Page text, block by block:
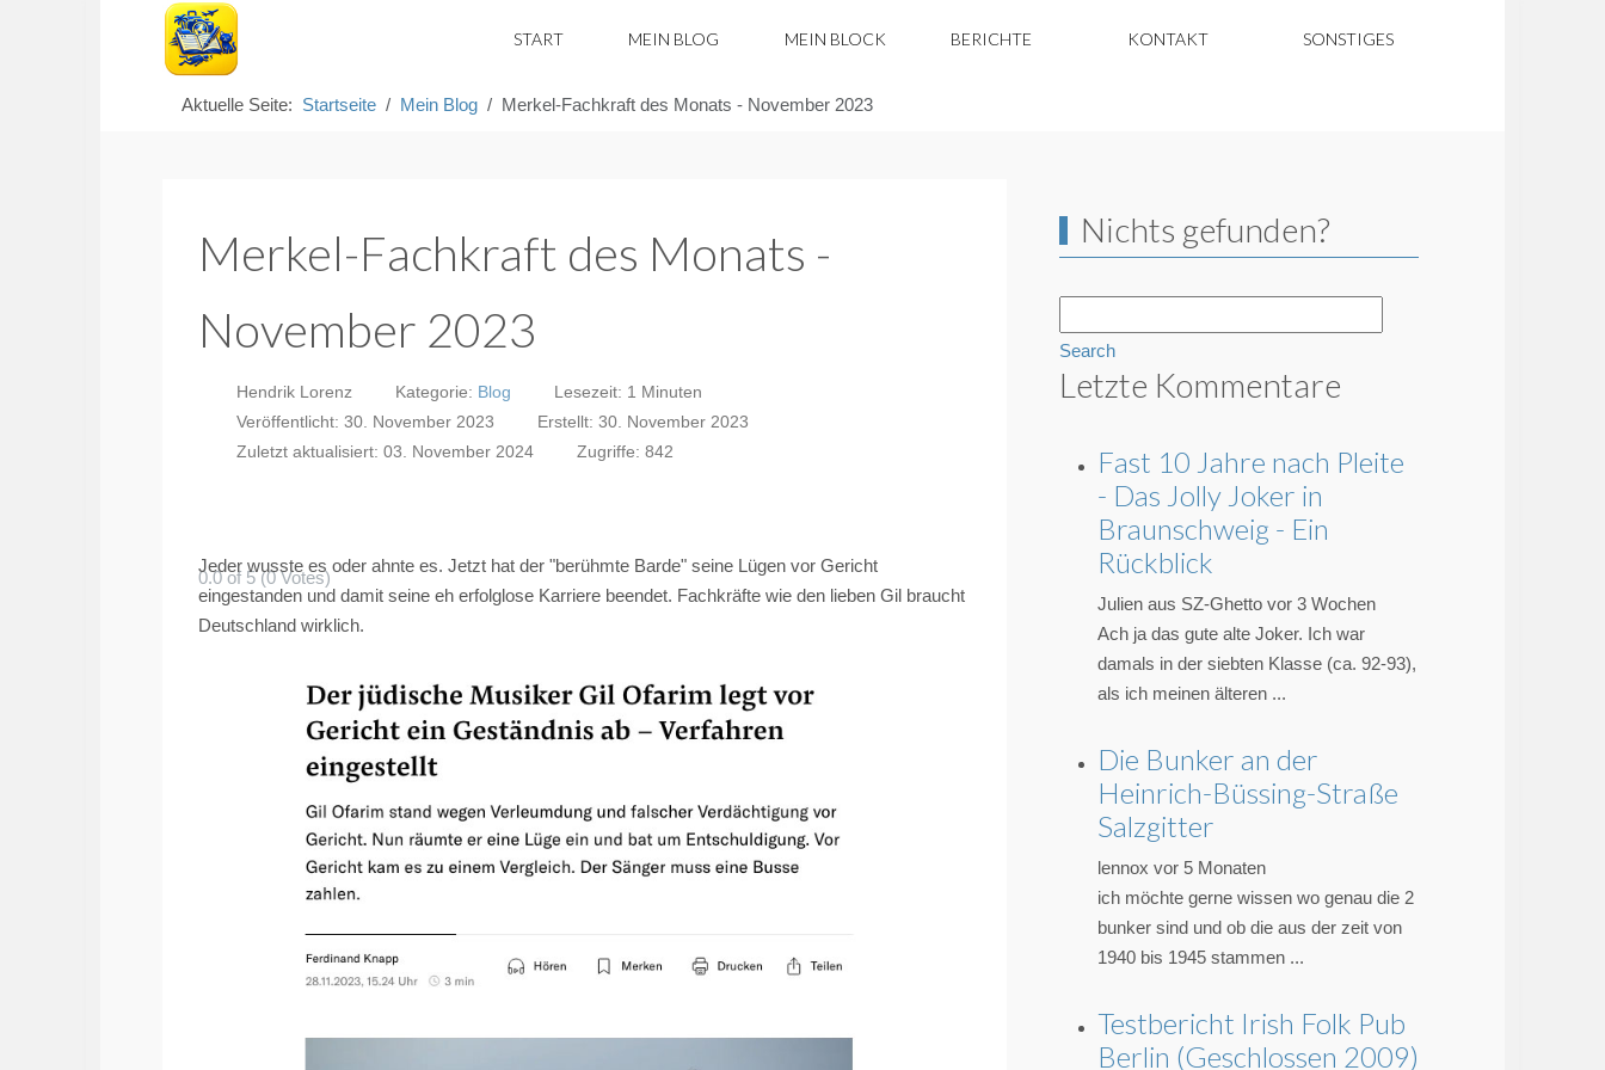
START MEIN BLOG MEIN BLOCK BERICHTE KONTAKT SONSTIGES
Aktuelle Seite: Startseite Mein Blog Merkel-Fachkraft des Monats - November 2023
Merkel-Fachkraft des Monats -
November 2023
Hendrik Lorenz Kategorie: Blog
Lesezeit: 1 Minuten
Veröffentlicht: 30. November 2023
Erstellt: 30. November 2023
Zuletzt aktualisiert: 03. November 2024
Zugriffe: 842
0.0 of 5 (0 Votes)
Jeder wusste es oder ahnte es. Jetzt hat der "berühmte Barde" seine Lügen vor Gericht
eingestanden und damit seine eh erfolglose Karriere beendet. Fachkräfte wie den lieben Gil braucht
Deutschland wirklich.
Nichts gefunden?
Search
Letzte Kommentare
Fast 10 Jahre nach Pleite
- Das Jolly Joker in
Braunschweig - Ein
Rückblick
Julien aus SZ-Ghetto vor 3 Wochen
Ach ja das gute alte Joker. Ich war
damals in der siebten Klasse (ca. 92-93),
als ich meinen älteren ...
Die Bunker an der
Heinrich-Büssing-Straße
Salzgitter
lennox vor 5 Monaten
ich möchte gerne wissen wo genau die 2
bunker sind und ob die aus der zeit von
1940 bis 1945 stammen ...
Testbericht Irish Folk Pub
Berlin (Geschlossen 2009)